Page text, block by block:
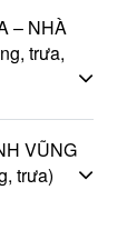
– NHÀ
trưa,
VŨNG
trưa)